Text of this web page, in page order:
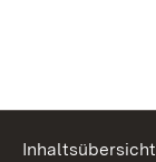
Inhaltsübersicht